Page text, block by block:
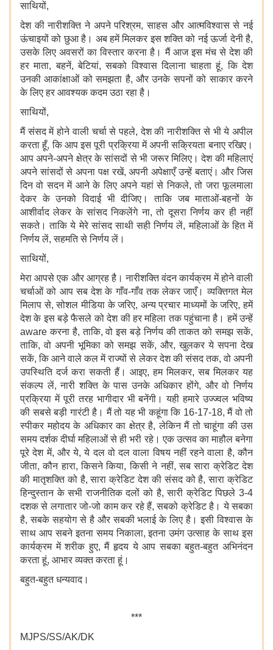
साथियों,
देश की नारीशक्ति ने अपने परिश्रम, साहस और आत्मविश्वास से नई
ऊंचाइयों को छुआ है। अब हमें मिलकर इस शक्ति को नई ऊर्जा देनी है,
उसके लिए अवसरों का विस्तार करना है। मैं आज इस मंच से देश की
हर माता, बहनें, बेटियां, सबको विश्वास दिलाना चाहता हूं, कि देश
उनकी आकांक्षाओं को समझता है, और उनके सपनों को साकार करने
के लिए हर आवश्यक कदम उठा रहा है।
साथियों,
मैं संसद में होने वाली चर्चा से पहले, देश की नारीशक्ति से भी ये अपील
करता हूँ, कि आप इस पूरी प्रक्रिया में अपनी सक्रियता बनाए रखिए।
आप अपने-अपने क्षेत्र के सांसदों से भी जरूर मिलिए। देश की महिलाएं
अपने सांसदों से अपना पक्ष रखें, अपनी अपेक्षाएँ उन्हें बताएं। और जिस
दिन वो सदन में आने के लिए अपने यहां से निकले, तो जरा फूलमाला
देकर के उनको विदाई भी दीजिए। ताकि जब माताओं-बहनों के
आशीर्वाद लेकर के सांसद निकलेंगे ना, तो दूसरा निर्णय कर ही नहीं
सकते। ताकि ये मेरे सांसद साथी सही निर्णय लें, महिलाओं के हित में
निर्णय लें, सहमति से निर्णय लें।
साथियों,
मेरा आपसे एक और आग्रह है। नारीशक्ति वंदन कार्यक्रम में होने वाली
चर्चाओं को आप सब देश के गाँव-गाँव तक लेकर जाएँ। व्यक्तिगत मेल
मिलाप से, सोशल मीडिया के जरिए, अन्य प्रचार माध्यमों के जरिए, हमें
देश के इस बड़े फैसले को देश की हर महिला तक पहुंचाना है। हमें उन्हें
aware करना है, ताकि, वो इस बड़े निर्णय की ताकत को समझ सकें,
ताकि, वो अपनी भूमिका को समझ सकें, और, खुलकर ये सपना देख
सकें, कि आने वाले कल में राज्यों से लेकर देश की संसद तक, वो अपनी
उपस्थिति दर्ज करा सकती हैं। आइए, हम मिलकर, सब मिलकर यह
संकल्प लें, नारी शक्ति के पास उनके अधिकार होंगे, और वो निर्णय
प्रक्रिया में पूरी तरह भागीदार भी बनेंगी। यही हमारे उज्ज्वल भविष्य
की सबसे बड़ी गारंटी है। मैं तो यह भी कहूंगा कि 16-17-18, मैं वो तो
स्पीकर महोदय के अधिकार का क्षेत्र है, लेकिन मैं तो चाहूंगा की उस
समय दर्शक दीर्घा महिलाओं से ही भरी रहे। एक उत्सव का माहौल बनेगा
पूरे देश में, और ये, ये दल वो दल वाला विषय नहीं रहने वाला है, कौन
जीता, कौन हारा, किसने किया, किसी ने नहीं, सब सारा क्रेडिट देश
की मातृशक्ति को है, सारा क्रेडिट देश की संसद को है, सारा क्रेडिट
हिन्दुस्तान के सभी राजनीतिक दलों को है, सारी क्रेडिट पिछले 3-4
दशक से लगातार जो-जो काम कर रहे हैं, सबको क्रेडिट है। ये सबका
है, सबके सहयोग से है और सबकी भलाई के लिए है। इसी विश्वास के
साथ आप सबने इतना समय निकाला, इतना उमंग उत्साह के साथ इस
कार्यक्रम में शरीक हुए, मैं हृदय ये आप सबका बहुत-बहुत अभिनंदन
करता हूं, आभार व्यक्त करता हूं।
बहुत-बहुत धन्यवाद।
***
MJPS/SS/AK/DK